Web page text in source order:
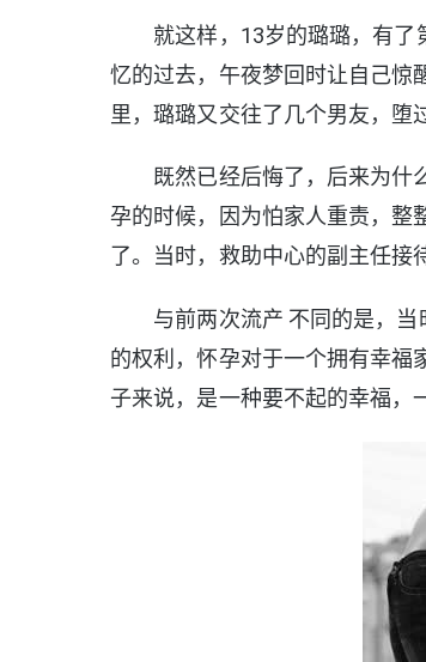
就这样，13岁的璐璐，有了
忆的过去，午夜梦回时让自己惊
里，璐璐又交往了几个男友，堕
既然已经后悔了，后来为什么
孕的时候，因为怕家人重责，整
了。当时，救助中心的副主任接
与前两次流产 不同的是，当
的权利，怀孕对于一个拥有幸福
子来说，是一种要不起的幸福